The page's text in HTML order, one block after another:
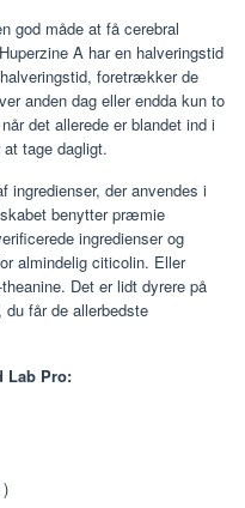
god måde at få cerebral
A har en halveringstid
foretrækker de
anden dag eller endda kun to
det allerede er blandet ind i
tage dagligt.
​​ingredienser, der anvendes i
benytter præmie
ingredienser og
almindelig citicolin. Eller
Det er lidt dyrere på
får de allerbedste
Lab Pro:
)